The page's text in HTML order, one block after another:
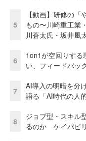
5
【動画】研修の
もの〜川崎重工業
川蒼太氏・坂井風
6
1on1が空回りす
い、フィードバッ
7
AI導入の明暗を分
語る「AI時代の人
8
ジョブ型・スキル
るのか ケイパビ